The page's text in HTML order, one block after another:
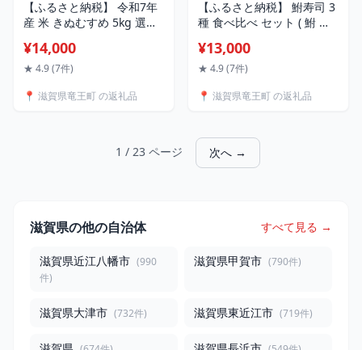
【ふるさと納税】 令和7年
産 米 きぬむすめ 5kg 選べ
回 3回 定期便 定期便 3ヶ月
白米 玄米 無洗米 特別栽培
米 精米 お米 こめ おこめ 滋
¥14,000
★ 4.9 (7件)
📍 滋賀県竜王町 の返礼品
【ふるさと納税】 鮒寿司 3
種 食べ比べ セット ( 鮒 鮒
茶漬け おすすめ おつまみ
珍味 酒の肴 寿司 子持ち 燻
送料無料 )
¥13,000
★ 4.9 (7件)
📍 滋賀県竜王町 の返礼品
1 / 23 ページ 次へ →
滋賀県の他の自治体 すべて見る →
滋賀県近江八幡市 (990
件)
滋賀県甲賀市 (790件)
滋賀県大津市 (732件) 滋賀県東近江市 (719件)